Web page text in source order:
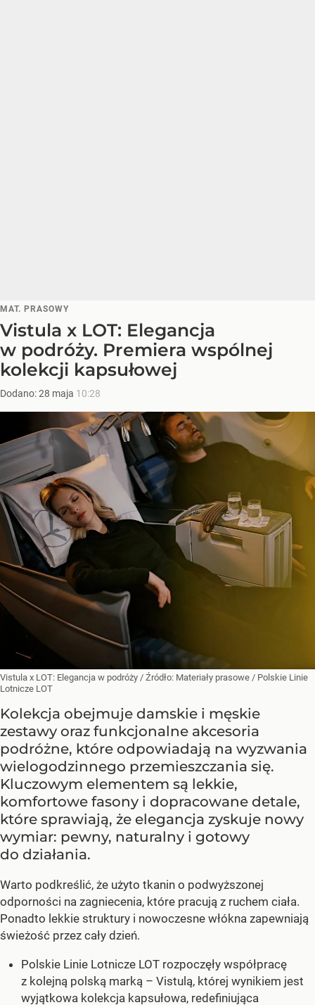
MAT. PRASOWY
Vistula x LOT: Elegancja
w podróży. Premiera wspólnej
kolekcji kapsułowej
Dodano:28 maja 10:28
Vistula x LOT: Elegancja w podróży / Źródło: Materiały prasowe / Polskie Linie
Lotnicze LOT
Kolekcja obejmuje damskie i męskie
zestawy oraz funkcjonalne akcesoria
podróżne, które odpowiadają na wyzwania
wielogodzinnego przemieszczania się.
Kluczowym elementem są lekkie,
komfortowe fasony i dopracowane detale,
które sprawiają, że elegancja zyskuje nowy
wymiar: pewny, naturalny i gotowy
do działania.
Warto podkreślić, że użyto tkanin o podwyższonej
odporności na zagniecenia, które pracują z ruchem ciała.
Ponadto lekkie struktury i nowoczesne włókna zapewniają
świeżość przez cały dzień.
Polskie Linie Lotnicze LOT rozpoczęły współpracę
z kolejną polską marką – Vistulą, której wynikiem jest
wyjątkowa kolekcja kapsułowa, redefiniująca